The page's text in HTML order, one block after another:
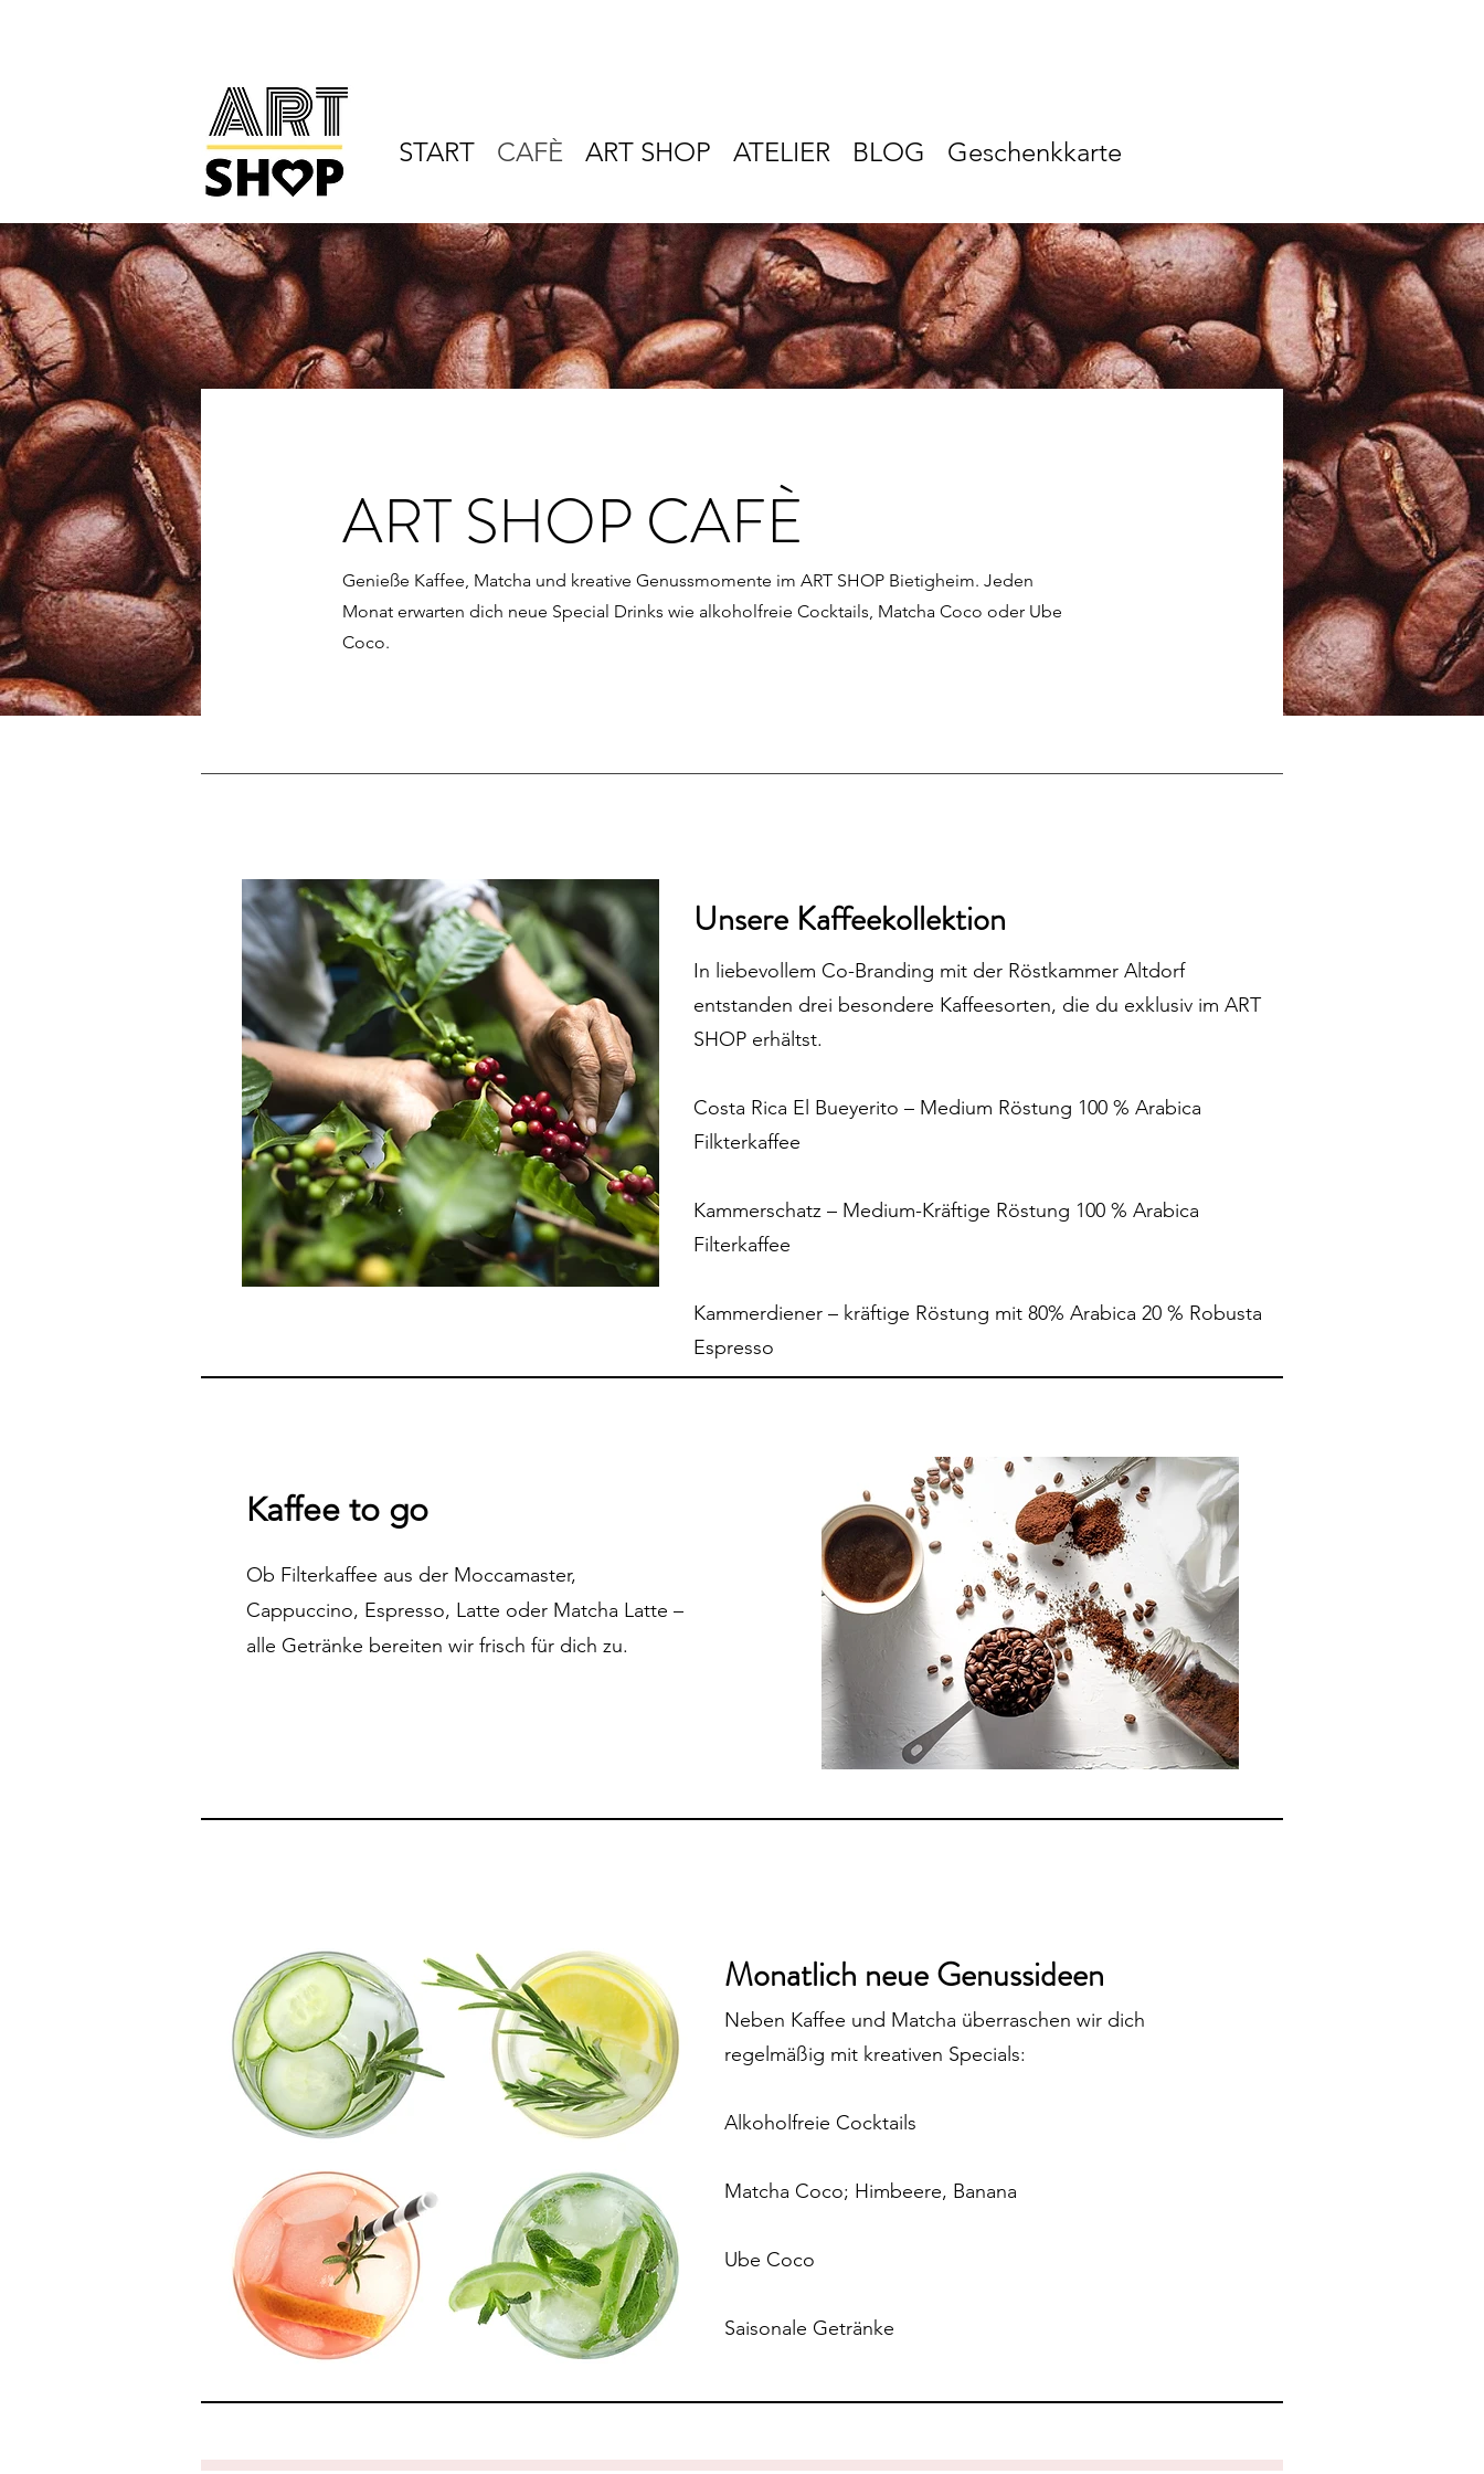
START CAFÈ ART SHOP ATELIER BLOG Geschenkkarte
ART SHOP CAFÈ
Genieße Kaffee, Matcha und kreative Genussmomente im ART SHOP Bietigheim. Jeden
Monat erwarten dich neue Special Drinks wie alkoholfreie Cocktails, Matcha Coco oder Ube
Coco.
Unsere Kaffeekollektion
In liebevollem Co-Branding mit der Röstkammer Altdorf
entstanden drei besondere Kaffeesorten, die du exklusiv im ART
SHOP erhältst.
Costa Rica El Bueyerito – Medium Röstung 100 % Arabica
Filkterkaffee
Kammerschatz – Medium-Kräftige Röstung 100 % Arabica
Filterkaffee
Kammerdiener – kräftige Röstung mit 80% Arabica 20 % Robusta
Espresso
Kaffee to go
Ob Filterkaffee aus der Moccamaster,
Cappuccino, Espresso, Latte oder Matcha Latte –
alle Getränke bereiten wir frisch für dich zu.
Monatlich neueGenussideen
Neben Kaffee und Matcha überraschen wir dich
regelmäßig mit kreativen Specials:
Alkoholfreie Cocktails
Matcha Coco; Himbeere, Banana
Ube Coco
Saisonale Getränke